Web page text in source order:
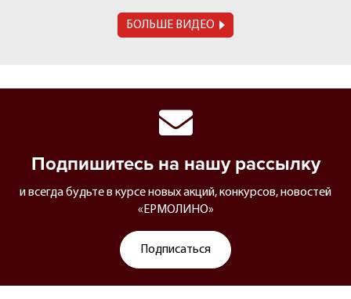
БОЛЬШЕ ВИДЕО
Подпишитесь на нашу рассылку
и всегда будьте в курсе новых акций, конкурсов, новостей
«ЕРМОЛИНО»
Подписаться